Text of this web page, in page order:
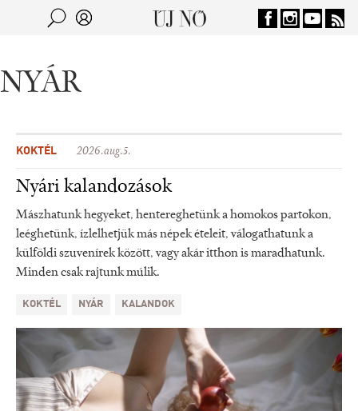
Jump to navigation
NYÁR
KOKTÉL 2026.aug.5.
Nyári kalandozások
Mászhatunk hegyeket, hentereghetünk a homokos partokon,
leéghetünk, ízlelhetjük más népek ételeit, válogathatunk a
külföldi szuvenírek között, vagy akár itthon is maradhatunk.
Minden csak rajtunk múlik.
KOKTÉL NYÁR KALANDOK